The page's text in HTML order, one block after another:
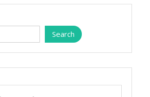
Search